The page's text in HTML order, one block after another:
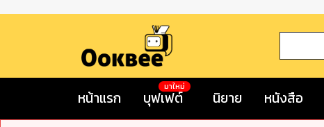
หน้าแรก บุฟเฟต์
มาใหม่
นิยาย หนังสือ